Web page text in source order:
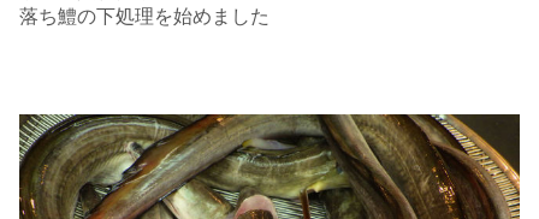
落ち鱧の下処理を始めました